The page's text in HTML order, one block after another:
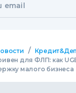
email
/
для ФЛП: как
малого бизнеса